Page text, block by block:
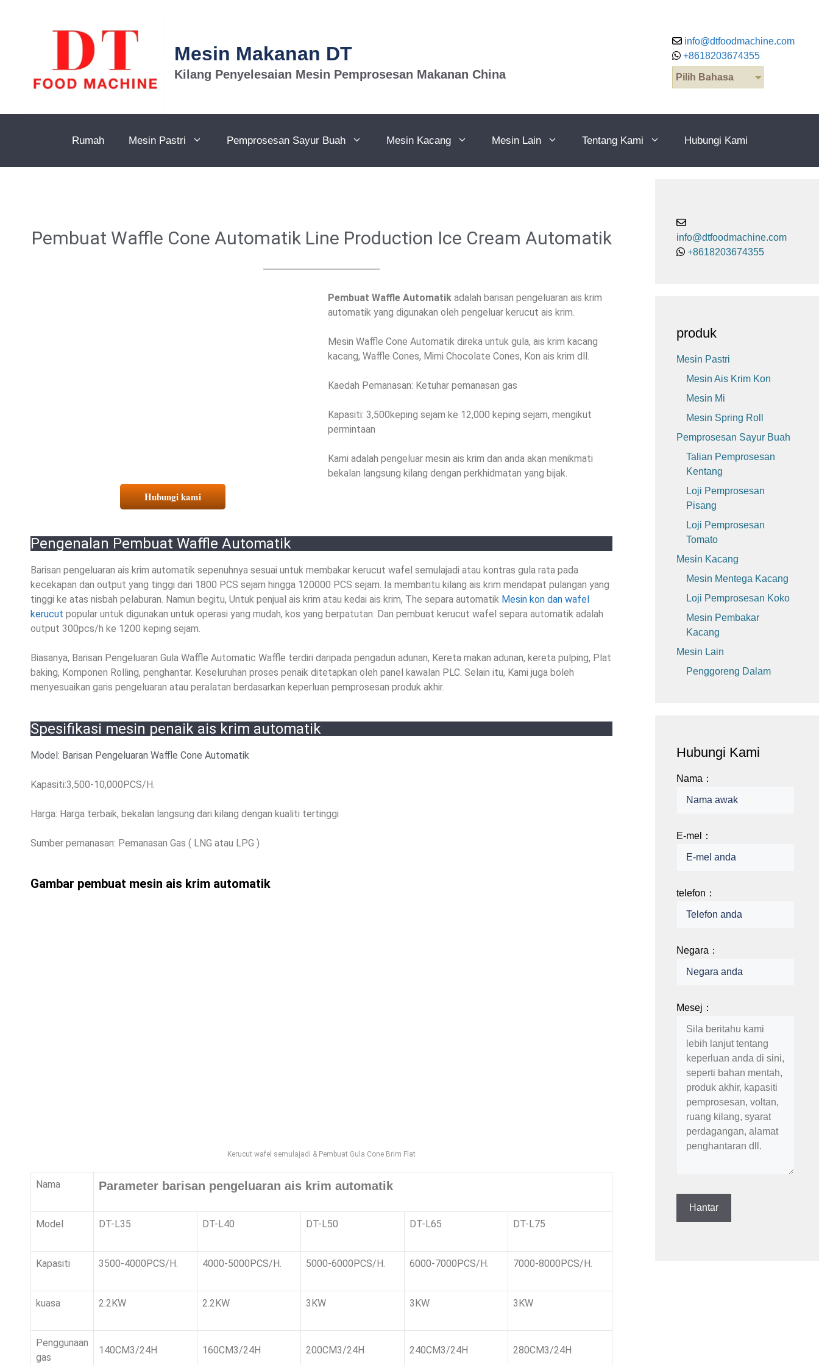
Mesin Makanan DT
Kilang Penyelesaian Mesin Pemprosesan Makanan China
info@dtfoodmachine.com
+8618203674355
Pilih Bahasa
Rumah Mesin Pastri Pemprosesan Sayur Buah Mesin Kacang Mesin Lain Tentang Kami Hubungi Kami
Pembuat Waffle Cone Automatik Line Production Ice Cream Automatik
Hubungi kami
Pembuat Waffle Automatikadalah barisan pengeluaran ais krim
automatik yang digunakan oleh pengeluar kerucut ais krim.
Mesin Waffle Cone Automatik direka untuk gula, ais krim kacang
kacang, Waffle Cones, Mimi Chocolate Cones, Kon ais krim dll.
Kaedah Pemanasan: Ketuhar pemanasan gas
Kapasiti: 3,500keping sejam ke 12,000 keping sejam, mengikut
permintaan
Kami adalah pengeluar mesin ais krim dan anda akan menikmati
bekalan langsung kilang dengan perkhidmatan yang bijak.
Pengenalan Pembuat Waffle Automatik
Barisan pengeluaran ais krim automatik sepenuhnya sesuai untuk membakar kerucut wafel semulajadi atau kontras gula rata pada
kecekapan dan output yang tinggi dari 1800 PCS sejam hingga 120000 PCS sejam. Ia membantu kilang ais krim mendapat pulangan yang
tinggi ke atas nisbah pelaburan. Namun begitu, Untuk penjual ais krim atau kedai ais krim, The separa automatik Mesin kon dan wafel
kerucut popular untuk digunakan untuk operasi yang mudah, kos yang berpatutan. Dan pembuat kerucut wafel separa automatik adalah
output 300pcs/h ke 1200 keping sejam.
Biasanya, Barisan Pengeluaran Gula Waffle Automatic Waffle terdiri daripada pengadun adunan, Kereta makan adunan, kereta pulping, Plat
baking, Komponen Rolling, penghantar. Keseluruhan proses penaik ditetapkan oleh panel kawalan PLC. Selain itu, Kami juga boleh
menyesuaikan garis pengeluaran atau peralatan berdasarkan keperluan pemprosesan produk akhir.
Spesifikasi mesin penaik ais krim automatik
Model: Barisan Pengeluaran Waffle Cone Automatik
Kapasiti:3,500-10,000PCS/H.
Harga: Harga terbaik, bekalan langsung dari kilang dengan kualiti tertinggi
Sumber pemanasan: Pemanasan Gas ( LNG atau LPG )
Gambar pembuat mesin ais krim automatik
Kerucut wafel semulajadi & Pembuat Gula Cone Brim Flat
Nama Parameter barisan pengeluaran ais krim automatik
Model DT-L35 DT-L40 DT-L50 DT-L65 DT-L75
Kapasiti 3500-4000PCS/H. 4000-5000PCS/H. 5000-6000PCS/H. 6000-7000PCS/H. 7000-8000PCS/H.
kuasa 2.2KW 2.2KW 3KW 3KW 3KW
Penggunaan
gas
140CM3/24H 160CM3/24H 200CM3/24H 240CM3/24H 280CM3/24H
info@dtfoodmachine.com
+8618203674355
produk
Mesin Pastri
Mesin Ais Krim Kon
Mesin Mi
Mesin Spring Roll
Pemprosesan Sayur Buah
Talian Pemprosesan
Kentang
Loji Pemprosesan
Pisang
Loji Pemprosesan
Tomato
Mesin Kacang
Mesin Mentega Kacang
Loji Pemprosesan Koko
Mesin Pembakar
Kacang
Mesin Lain
Penggoreng Dalam
Hubungi Kami
Nama：
E-mel：
telefon：
Negara：
Mesej：